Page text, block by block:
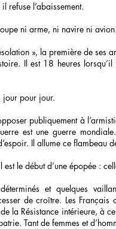
refuse l’abaissement.
ni arme, ni navire ni
», la première de
Il est 18 heures
jour pour jour.
publiquement à
est une guerre
Il allume ce flambeau
est le début d’une épopée :
et quelques
de croître. Les
la Résistance intérieure, à
Tant de femmes et